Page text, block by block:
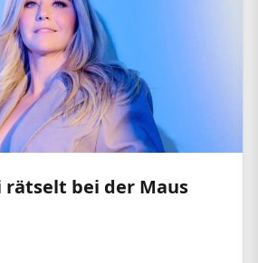
rätselt bei der Maus